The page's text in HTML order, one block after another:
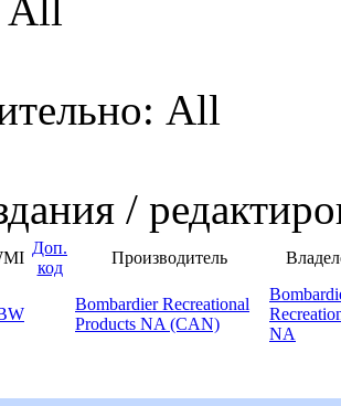
All
All
/
Доп.
код
Производитель
Bombardier Recreational
Products NA (CAN)
NA